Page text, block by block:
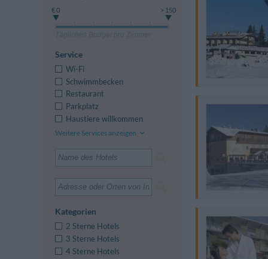
€ 0 > 150
Tägliches Budget pro Zimmer
Service
Wi-Fi
Schwimmbecken
Restaurant
Parkplatz
Haustiere willkommen
Weitere Services anzeigen
Kategorien
2 Sterne Hotels
3 Sterne Hotels
4 Sterne Hotels